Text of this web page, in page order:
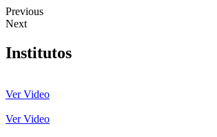
Previous
Next
Institutos
Ver Video
Ver Video